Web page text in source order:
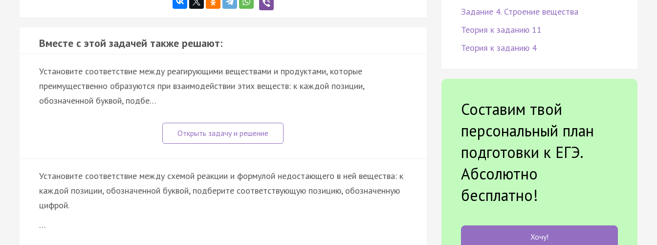
Вместе с этой задачей также решают:
Установите соответствие между реагирующими веществами и продуктами, которые
преимущественно образуются при взаимодействии этих веществ: к каждой позиции,
обозначенной буквой, подбе…
Установите соответствие между схемой реакции и формулой недостающего в ней вещества: к
каждой позиции, обозначенной буквой, подберите соответствующую позицию, обозначенную
цифрой.
…
Задание 4. Строение вещества
Теория к заданию 11
Теория к заданию 4
Составим твой
персональный план
подготовки к ЕГЭ.
Абсолютно
бесплатно!
Хочу!